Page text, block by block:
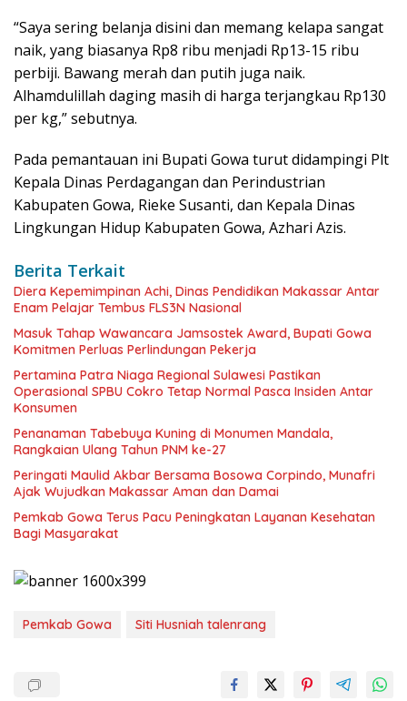
“Saya sering belanja disini dan memang kelapa sangat
naik, yang biasanya Rp8 ribu menjadi Rp13-15 ribu
perbiji. Bawang merah dan putih juga naik.
Alhamdulillah daging masih di harga terjangkau Rp130
per kg,” sebutnya.
Pada pemantauan ini Bupati Gowa turut didampingi Plt
Kepala Dinas Perdagangan dan Perindustrian
Kabupaten Gowa, Rieke Susanti, dan Kepala Dinas
Lingkungan Hidup Kabupaten Gowa, Azhari Azis.
Berita Terkait
Diera Kepemimpinan Achi, Dinas Pendidikan Makassar Antar
Enam Pelajar Tembus FLS3N Nasional
Masuk Tahap Wawancara Jamsostek Award, Bupati Gowa
Komitmen Perluas Perlindungan Pekerja
Pertamina Patra Niaga Regional Sulawesi Pastikan
Operasional SPBU Cokro Tetap Normal Pasca Insiden Antar
Konsumen
Penanaman Tabebuya Kuning di Monumen Mandala,
Rangkaian Ulang Tahun PNM ke-27
Peringati Maulid Akbar Bersama Bosowa Corpindo, Munafri
Ajak Wujudkan Makassar Aman dan Damai
Pemkab Gowa Terus Pacu Peningkatan Layanan Kesehatan
Bagi Masyarakat
Pemkab Gowa Siti Husniah talenrang